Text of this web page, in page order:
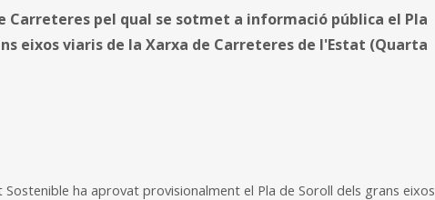
Carreteres pel qual se sotmet a informació pública el Pla
eixos viaris de la Xarxa de Carreteres de l'Estat (Quarta
ha aprovat provisionalment el Pla de Soroll dels grans eixos